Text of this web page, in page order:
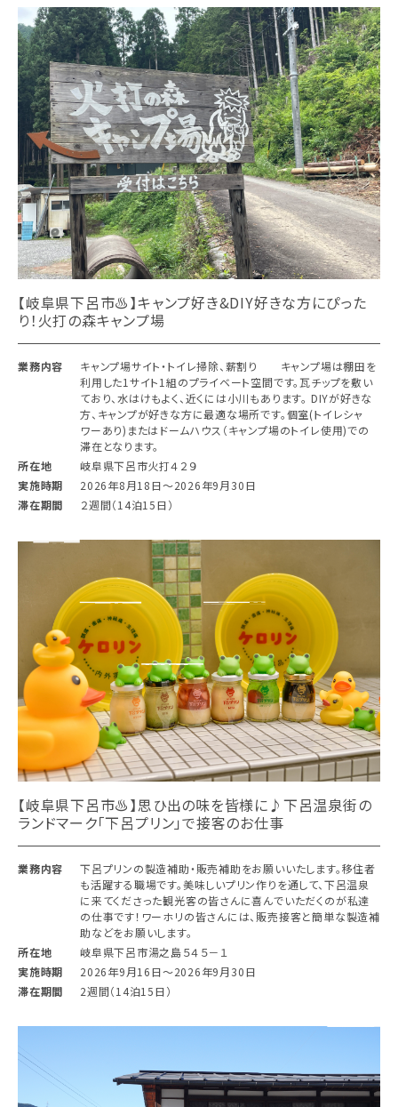
【岐阜県下呂市♨︎】キャンプ好き&DIY好きな方にぴった
り！火打の森キャンプ場
業務内容
キャンプ場サイト・トイレ掃除、薪割り キャンプ場は棚田を
利用した1サイト1組のプライベート空間です。瓦チップを敷い
ており、水はけもよく、近くには小川もあります。 DIYが好きな
方、キャンプが好きな方に最適な場所です。個室(トイレシャ
ワーあり)またはドームハウス（キャンプ場のトイレ使用)での
滞在となります。
所在地
岐阜県下呂市火打４２９
実施時期
2026年8月18日〜2026年9月30日
滞在期間
２週間（14泊15日）
【岐阜県下呂市♨︎】思ひ出の味を皆様に♪下呂温泉街の
ランドマーク「下呂プリン」で接客のお仕事
業務内容
下呂プリンの製造補助・販売補助をお願いいたします。移住者
も活躍する職場です。美味しいプリン作りを通して、下呂温泉
に来てくださった観光客の皆さんに喜んでいただくのが私達
の仕事です！ワーホリの皆さんには、販売接客と簡単な製造補
助などをお願いします。
所在地
岐阜県下呂市湯之島５４５－１
実施時期
2026年9月16日〜2026年9月30日
滞在期間
2週間（14泊15日）